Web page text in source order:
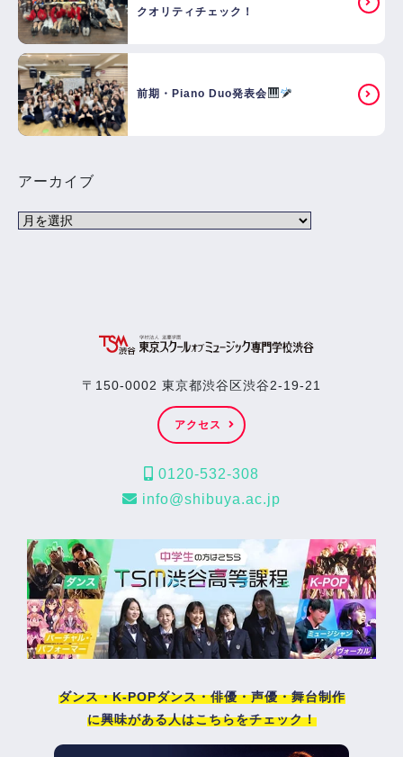
クオリティチェック！
前期・Piano Duo発表会
アーカイブ
〒150-0002 東京都渋谷区渋谷2-19-21
アクセス
0120-532-308
info@shibuya.ac.jp
ダンス・K-POPダンス・俳優・声優・舞台制作
に興味がある人はこちらをチェック！